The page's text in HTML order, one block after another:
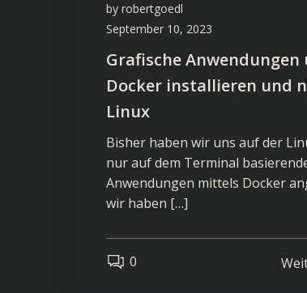
by robertgoedl
September 10, 2023
Grafische
Docker installieren und
Linux
Bisher haben wir uns auf der
nur auf dem Terminal
Anwendungen mittels Docker
wir haben […]
0